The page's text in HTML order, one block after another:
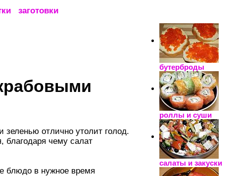
заготовки
отлично утолит голод.
благодаря чему салат
блюдо в нужное время
бутерброды
роллы и суши
салаты и закуски